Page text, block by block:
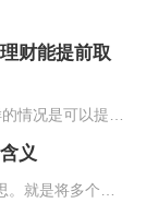
财能提前取
义